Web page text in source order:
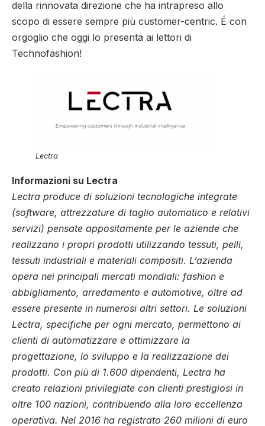
della rinnovata direzione che ha intrapreso allo
scopo di essere sempre più customer-centric. É con
orgoglio che oggi lo presenta ai lettori di
Technofashion!
Lectra
Informazioni su Lectra
Lectra produce di soluzioni tecnologiche integrate
(software, attrezzature di taglio automatico e relativi
servizi) pensate appositamente per le aziende che
realizzano i propri prodotti utilizzando tessuti, pelli,
tessuti industriali e materiali compositi. L’azienda
opera nei principali mercati mondiali: fashion e
abbigliamento, arredamento e automotive, oltre ad
essere presente in numerosi altri settori. Le soluzioni
Lectra, specifiche per ogni mercato, permettono ai
clienti di automatizzare e ottimizzare la
progettazione, lo sviluppo e la realizzazione dei
prodotti. Con più di 1.600 dipendenti, Lectra ha
creato relazioni privilegiate con clienti prestigiosi in
oltre 100 nazioni, contribuendo alla loro eccellenza
operativa. Nel 2016 ha registrato 260 milioni di euro